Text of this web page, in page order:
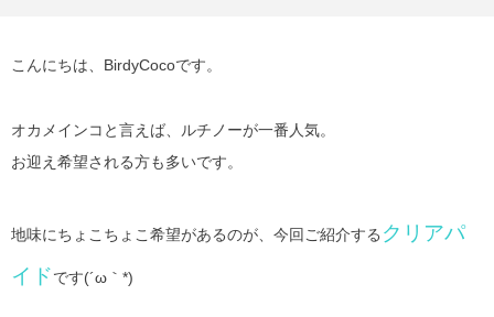
こんにちは、BirdyCocoです。
オカメインコと言えば、ルチノーが一番人気。
お迎え希望される方も多いです。
地味にちょこちょこ希望があるのが、今回ご紹介する クリアパ
イドです(´ω｀*)